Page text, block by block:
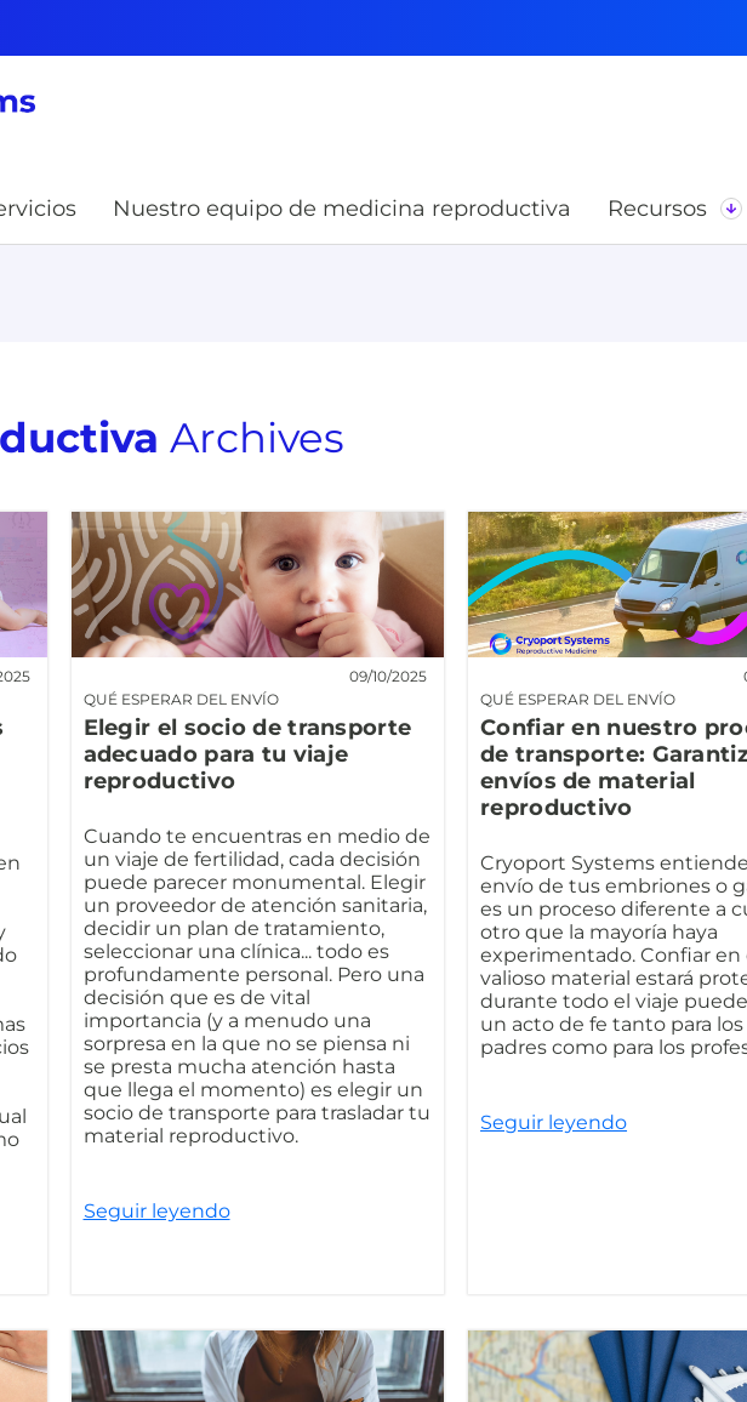
Nuestro equipo de medicina reproductiva Recursos
Archives
QUÉ ESPERAR DEL ENVÍO
09/10/2025
Elegir el socio de transporte
adecuado para tu viaje
reproductivo
Cuando te encuentras en medio de
un viaje de fertilidad, cada decisión
puede parecer monumental. Elegir
un proveedor de atención sanitaria,
decidir un plan de tratamiento,
seleccionar una clínica... todo es
profundamente personal. Pero una
decisión que es de vital
importancia (y a menudo una
sorpresa en la que no se piensa ni
se presta mucha atención hasta
que llega el momento) es elegir un
socio de transporte para trasladar tu
material reproductivo.
Seguir leyendo
QUÉ ESPERAR DEL ENVÍO
Confiar en nuestro
de transporte:
envíos de material
reproductivo
Cryoport Systems
envío de tus embriones o
es un proceso diferente a
otro que la mayoría haya
experimentado. Confiar
valioso material estará
durante todo el viaje
un acto de fe tanto para
padres como para los
Seguir leyendo